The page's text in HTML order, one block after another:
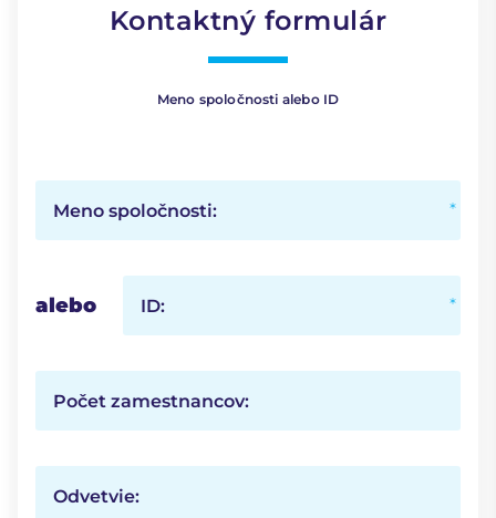
Kontaktný formulár
Meno spoločnosti alebo ID
Meno spoločnosti:
alebo ID:
Počet zamestnancov:
Odvetvie: